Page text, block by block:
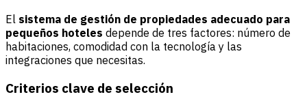
El sistema de gestión de propiedades adecuado para
pequeños hoteles depende de tres factores: número de
habitaciones, comodidad con la tecnología y las
integraciones que necesitas.
Criterios clave de selección